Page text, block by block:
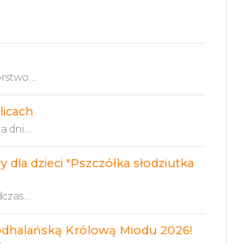
dni...
dzieci "Pszczółka słodziutka
Królową Miodu 2026!